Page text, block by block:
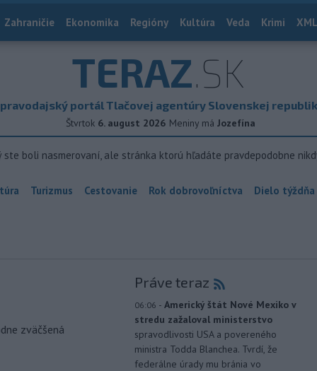
Zahraničie Ekonomika Regióny Kultúra Veda Krimi
TERAZ.SK
portál Tlačovej agentúry Slovenskej
Štvrtok 6. august 2026 Meniny má Jozefína
ste boli nasmerovaní, ale stránka ktorú hľadáte pravdepodobne
Turizmus Cestovanie Rok dobrovoľníctva Dielo týždňa
zväčšená
Práve teraz
06:06 - Americký štát Nové Mexiko v
stredu zažaloval ministerstvo
spravodlivosti USA a povereného
ministra Todda Blanchea. Tvrdí, že
federálne úrady mu bránia vo